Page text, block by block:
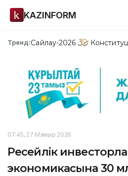
KAZINFORM
Тренд:Сайлау-2026
07:45, 27 Мамыр 2026
Ресейлік
экономикасына 30